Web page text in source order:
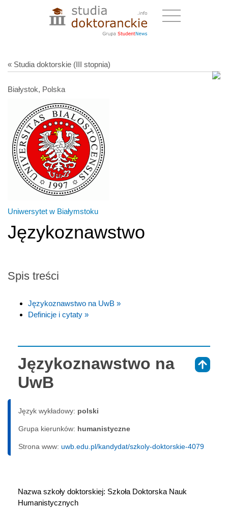
« Studia doktorskie (III stopnia)
Białystok, Polska
Uniwersytet w Białymstoku
Językoznawstwo
Spis treści
Językoznawstwo na UwB »
Definicje i cytaty »
Językoznawstwo na
UwB
Język wykładowy: polski
Grupa kierunków: humanistyczne
Strona www: uwb.edu.pl/kandydat/szkoly-doktorskie-4079
Nazwa szkoły doktorskiej: Szkoła Doktorska Nauk
Humanistycznych